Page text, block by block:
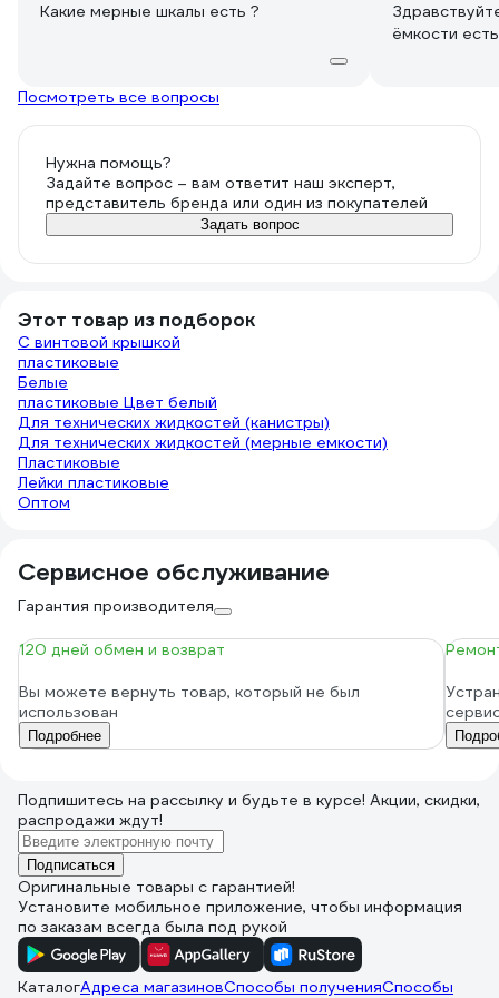
удерживать.
Носик опирается на маслозаливную
Льётся из него ровно столько, сколько
уходит в двигатель и даже если рука
Также, с помощью этой лейки просто
прекрасно меняется масло в
мотоблоках, снегоуборщиках и прочей
представляет собой отверстие
диаметром 14 мм., находящееся
обычно в таком месте, что воронку не
вставить никак.
Когда проверял правильность мерных
делений путём заполнения водой из
тарированной ёмкости, чтобы воду
зря не тратить, выдал жене на
попользоваться в качестве лейки. У
под корень, а на листья не надо. Её не
понравилось, говорит неудобно, что
носик держать нужно.
Какие мерные шкалы есть ?
ёмкости
Посмотреть все вопросы
Нужна помощь?
Задайте вопрос – вам ответит наш эксперт,
представитель бренда или один из покупателей
Задать вопрос
Этот товар из подборок
С винтовой крышкой
пластиковые
Белые
пластиковые Цвет белый
Для технических жидкостей (канистры)
Для технических жидкостей (мерные емкости)
Пластиковые
Лейки пластиковые
Оптом
Сервисное обслуживание
Гарантия производителя
120 дней обмен и возврат
Вы можете вернуть товар, который не был
использован
Подробнее
Подпишитесь на рассылку и будьте в курсе! Акции, скидки,
распродажи ждут!
Подписаться
Оригинальные товары с гарантией!
Установите мобильное приложение, чтобы информация
по заказам всегда была под рукой
КаталогАдреса магазиновСпособы полученияСпособы